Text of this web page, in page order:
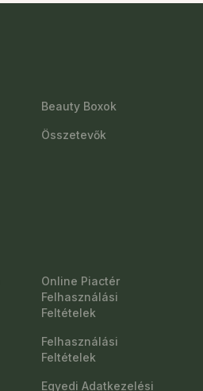
Beauty Boxok
Összetevők
Online Piactér
Felhasználási
Feltételek
Felhasználási
Feltételek
Egyedi Adatkezelési